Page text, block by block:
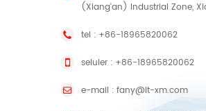
(Xiang'an) Industrial Zone,
tel : +86-18965820062
seluler : +86-18965820062
e-mail : fany@lt-xm.com